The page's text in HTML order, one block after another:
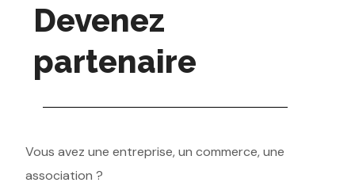
Devenez
partenaire
Vous avez une entreprise, un commerce, une
association ?